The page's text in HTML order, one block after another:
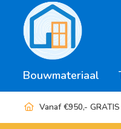
Bouwmateriaal
Vanaf €950,-